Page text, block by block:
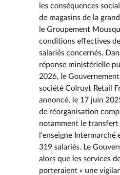
les conséquences
de magasins de la
le Groupement
conditions effectives
salariés concernés.
réponse ministérielle
2026, le
société Colruyt Retail
annoncé, le 17 juin
de réorganisation
notamment le transfert
l'enseigne Intermarché
319 salariés. Le
alors que les services
porteraient « une